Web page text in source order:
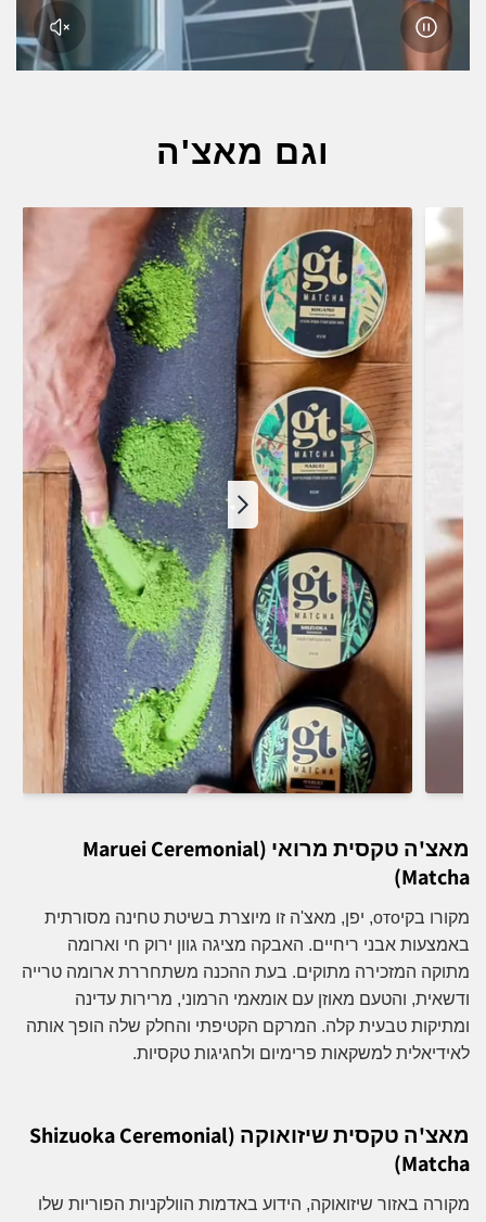
וגם מאצ'ה
מאצ'ה טקסית מרואי (Maruei Ceremonial
Matcha)
מקורו בקיото, יפן, מאצ'ה זו מיוצרת בשיטת טחינה מסורתית
באמצעות אבני ריחיים. האבקה מציגה גוון ירוק חי וארומה
מתוקה המזכירה מתוקים. בעת ההכנה משתחררת ארומה טרייה
ודשאית, והטעם מאוזן עם אומאמי הרמוני, מרירות עדינה
ומתיקות טבעית קלה. המרקם הקטיפתי והחלק שלה הופך אותה
לאידיאלית למשקאות פרימיום ולחגיגות טקסיות.
מאצ'ה טקסית שיזואוקה (Shizuoka Ceremonial
Matcha)
מקורה באזור שיזואוקה, הידוע באדמות הוולקניות הפוריות שלו